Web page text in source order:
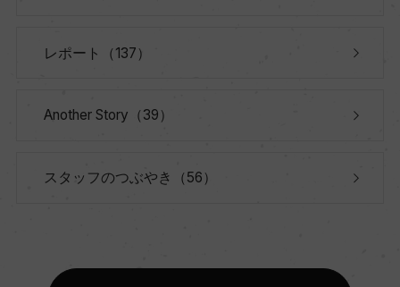
レポート（137）
Another Story（39）
スタッフのつぶやき（56）